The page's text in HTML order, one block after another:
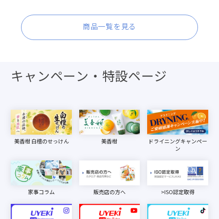
商品一覧を見る
キャンペーン・特設ページ
美香柑 白檀のせっけん 美香柑
ドライニングキャンペー
ン
家事コラム 販売店の方へ >ISO認定取得